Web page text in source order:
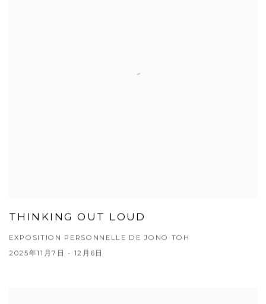
THINKING OUT LOUD
EXPOSITION PERSONNELLE DE JONO TOH
2025年11月7日 - 12月6日